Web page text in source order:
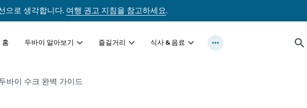
으로 생각합니다.여행 권고 지침을 참고하세요.
홈 두바이 알아보기 즐길거리 식사 & 음료
바이 수크 완벽 가이드